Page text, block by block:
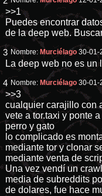
>>1
Puedes encontrar
de la deep web.
3 Nombre: Murciélago 30-01-
La deep web no es un
4 Nombre: Murciélago 30-01-
>>3
cualquier carajillo con
vete a tor.taxi y ponte
perro y gato
lo complicado es
mediante tor y clonar
mediante venta de
Una vez vendí un
media de subreddits
de dolares, fue hace